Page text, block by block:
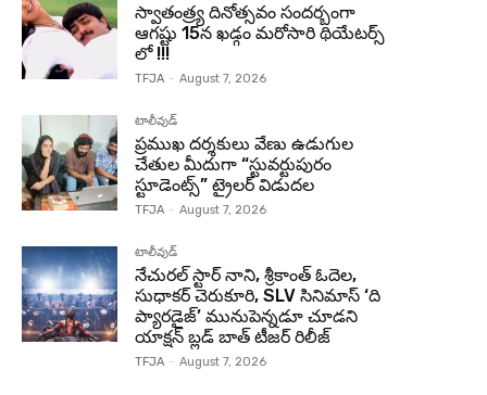
స్వాతంత్ర్య దినోత్సవం సందర్బంగా
ఆగష్టు 15న ఖడ్గం మరోసారి థియేటర్స్
లో !!!
TFJA - August 7, 2026
టాలీవుడ్
ప్రముఖ దర్శకులు వేణు ఉడుగుల
చేతుల మీదుగా “స్టువర్టుపురం
స్టూడెంట్స్” ట్రైలర్ విడుదల
TFJA - August 7, 2026
టాలీవుడ్
నేచురల్ స్టార్ నాని, శ్రీకాంత్ ఓదెల,
సుధాకర్ చెరుకూరి, SLV సినిమాస్ ‘ది
ప్యారడైజ్’ మునుపెన్నడూ చూడని
యాక్షన్ బ్లడ్ బాత్ టీజర్ రిలీజ్
TFJA - August 7, 2026